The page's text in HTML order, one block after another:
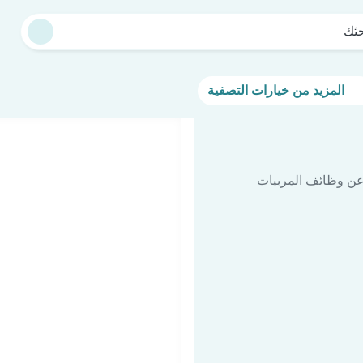
المزيد من خيارات التصفية
وظائف المربيات